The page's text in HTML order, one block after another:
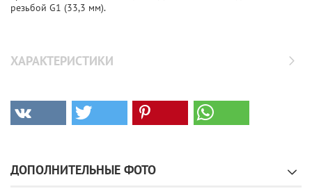
резьбой G1 (33,3 мм).
ХАРАКТЕРИСТИКИ
ДОПОЛНИТЕЛЬНЫЕ ФОТО